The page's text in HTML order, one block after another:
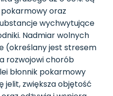
oraz
wychwytujące
Nadmiar wolnych
(określany jest stresem
rozwojowi chorób
błonnik pokarmowy
zwiększa objętość